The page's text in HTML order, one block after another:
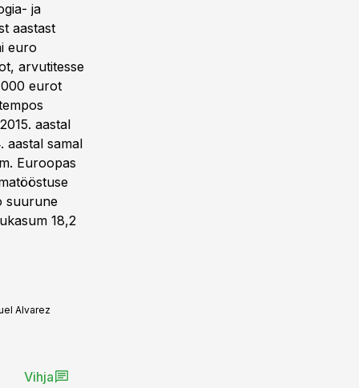
ja
aastast
euro
arvutitesse
eurot
aastal
aastal samal
Euroopas
suurune
18,2
Alvarez
Vihja